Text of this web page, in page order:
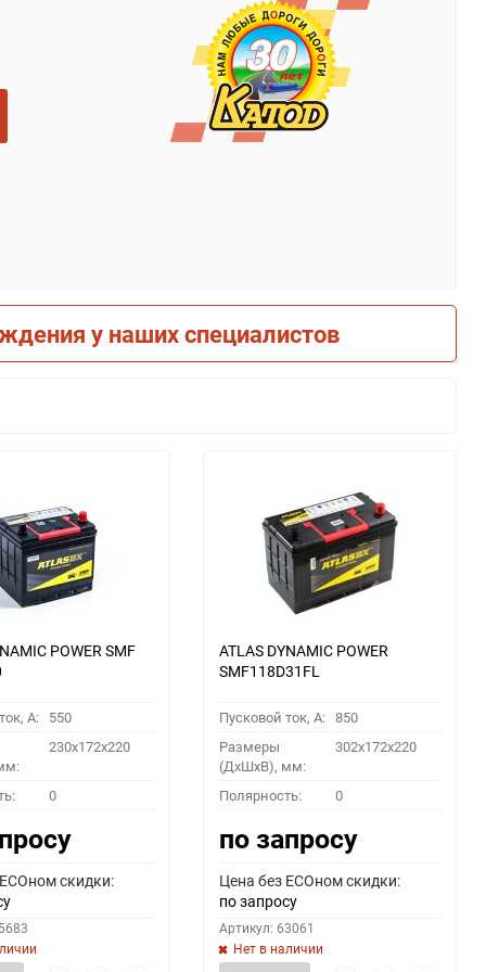
у наших специалистов
POWER SMF
A: 550
230x172x220
0
скидки:
ATLAS DYNAMIC POWER
SMF118D31FL
Пусковой ток, A: 850
Размеры
(ДхШхВ), мм:
302x172x220
Полярность: 0
по запросу
Цена без ECOном скидки:
по запросу
Артикул: 63061
Нет в наличии